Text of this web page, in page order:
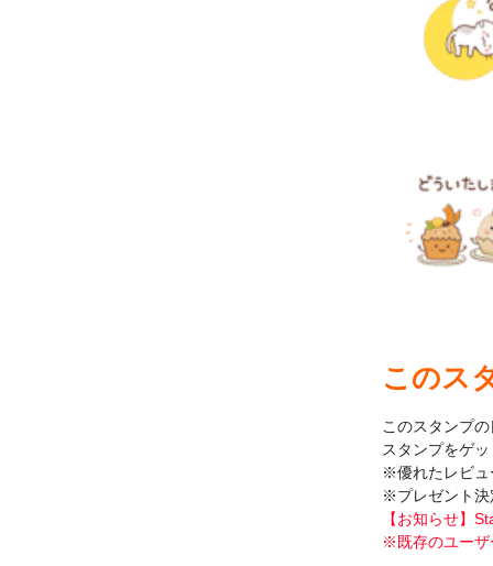
このス
このスタンプ
スタンプをゲ
※優れたレビュ
※プレゼント決
【お知らせ】
※既存のユーザ